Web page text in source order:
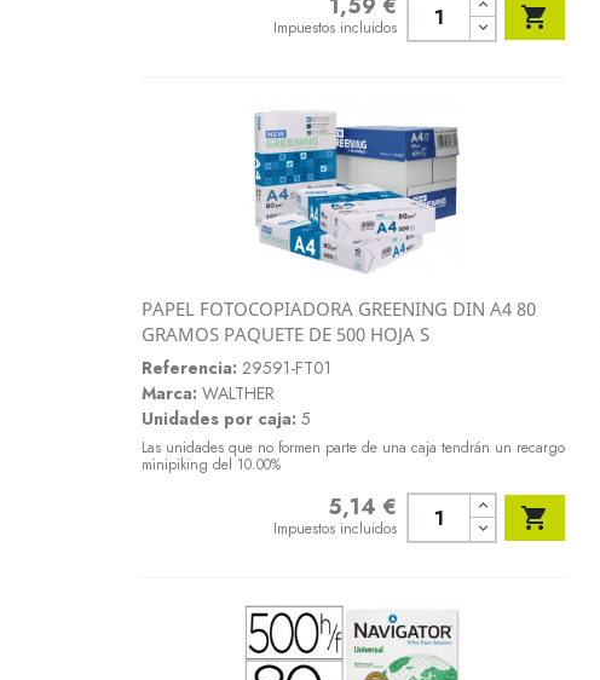
Impuestos incluidos 
Vista rápida
PAPEL FOTOCOPIADORA GREENING DIN A4 80
GRAMOS PAQUETE DE 500 HOJA S
Referencia: 29591-FT01
Marca: WALTHER
Unidades por caja: 5
Las unidades que no formen parte de una caja tendrán un recargo
minipiking del 10.00%
5,14 €
Impuestos incluidos 